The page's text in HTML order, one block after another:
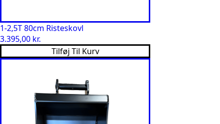
1-2,5T 80cm Risteskovl
3.395,00 kr.
Tilføj Til Kurv